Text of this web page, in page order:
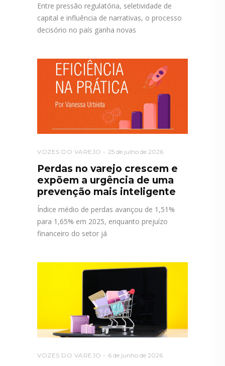
Entre pressão regulatória, seletividade de
capital e influência de narrativas, o processo
decisório no país ganha novas
VOZES DO VAREJO 25 de julho de 2026
Perdas no varejo crescem e
expõem a urgência de uma
prevenção mais inteligente
Índice médio de perdas avançou de 1,51%
para 1,65% em 2025, enquanto prejuízo
financeiro do setor já
VOZES DO VAREJO 6 de junho de 2026